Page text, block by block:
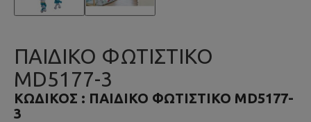
ΠΑΙΔΙΚΟ ΦΩΤΙΣΤΙΚΟ
MD5177-3
ΚΩΔΙΚΌΣ : ΠΑΙΔΙΚΟ ΦΩΤΙΣΤΙΚΟ MD5177-
3